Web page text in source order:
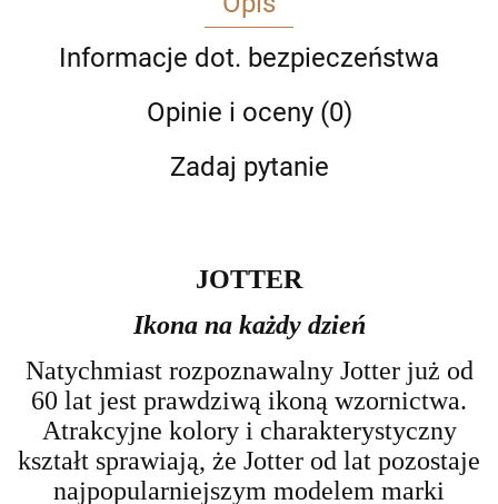
Informacje dot. bezpieczeństwa
Opinie i oceny (0)
Zadaj pytanie
JOTTER
Ikona na każdy dzień
Natychmiast rozpoznawalny Jotter już od
60 lat jest prawdziwą ikoną wzornictwa.
Atrakcyjne kolory i charakterystyczny
kształt sprawiają, że Jotter od lat pozostaje
najpopularniejszym modelem marki